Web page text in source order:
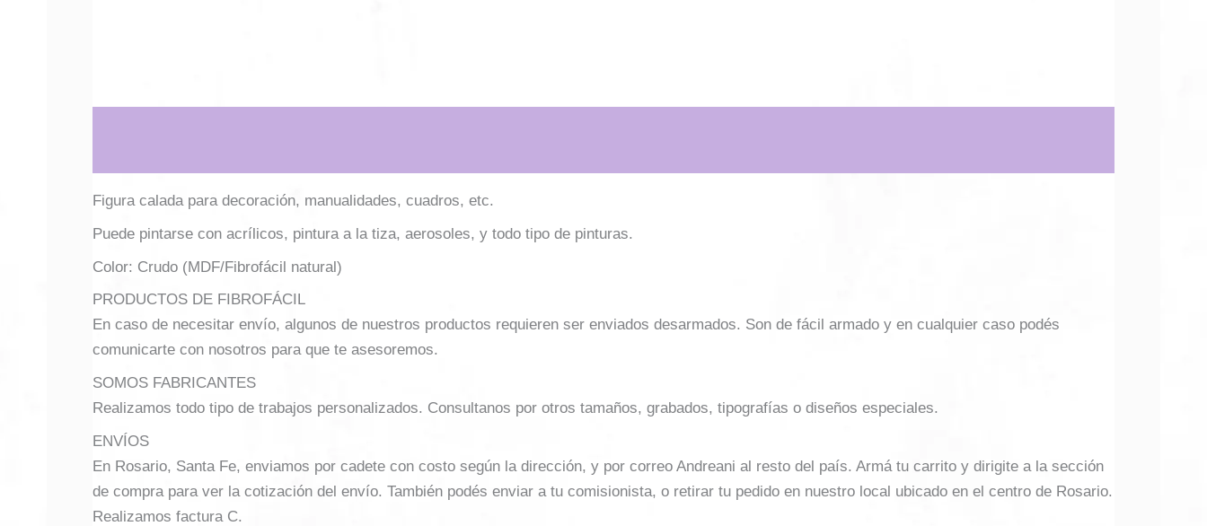
Figura calada para decoración, manualidades, cuadros, etc.
Puede pintarse con acrílicos, pintura a la tiza, aerosoles, y todo tipo de pinturas.
Color: Crudo (MDF/Fibrofácil natural)
PRODUCTOS DE FIBROFÁCIL
En caso de necesitar envío, algunos de nuestros productos requieren ser enviados desarmados. Son de fácil armado y en cualquier caso podés
comunicarte con nosotros para que te asesoremos.
SOMOS FABRICANTES
Realizamos todo tipo de trabajos personalizados. Consultanos por otros tamaños, grabados, tipografías o diseños especiales.
ENVÍOS
En Rosario, Santa Fe, enviamos por cadete con costo según la dirección, y por correo Andreani al resto del país. Armá tu carrito y dirigite a la sección
de compra para ver la cotización del envío. También podés enviar a tu comisionista, o retirar tu pedido en nuestro local ubicado en el centro de Rosario.
Realizamos factura C.